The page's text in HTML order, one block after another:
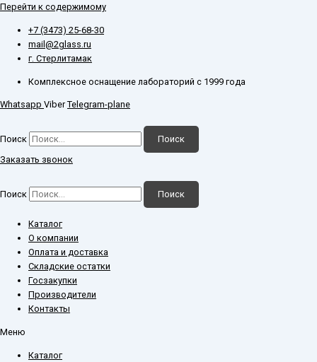
Перейти к содержимому
+7 (3473) 25-68-30
mail@2glass.ru
г. Стерлитамак
Комплексное оснащение лабораторий с 1999 года
Whatsapp Viber Telegram-plane
Поиск
Поиск
Заказать звонок
Поиск Поиск
Каталог
О компании
Оплата и доставка
Складские остатки
Госзакупки
Производители
Контакты
Меню
Каталог